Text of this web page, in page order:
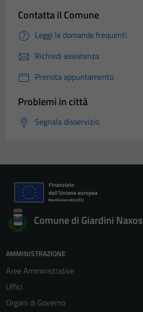
Contatta il Comune
Leggi le domande frequenti
Richiedi assistenza
Prenota appuntamento
Problemi in città
Segnala disservizio
Comune di Giardini Naxos
AMMINISTRAZIONE
Aree Amministrative
Uffici
Organi di Governo